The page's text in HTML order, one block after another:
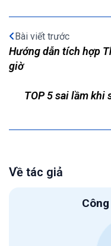
Bài viết trước
Hướng dẫn tích hợp
giờ
TOP 5 sai lầm khi
Về tác giả